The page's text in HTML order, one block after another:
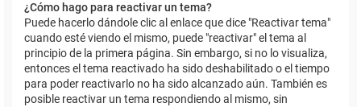
¿Cómo hago para reactivar un tema?
Puede hacerlo dándole clic al enlace que dice "Reactivar tema"
cuando esté viendo el mismo, puede "reactivar" el tema al
principio de la primera página. Sin embargo, si no lo visualiza,
entonces el tema reactivado ha sido deshabilitado o el tiempo
para poder reactivarlo no ha sido alcanzado aún. También es
posible reactivar un tema respondiendo al mismo, sin